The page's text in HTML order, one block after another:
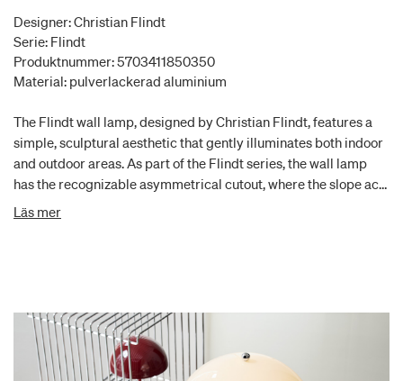
Designer: Christian Flindt
Serie: Flindt
Produktnummer: 5703411850350
Material: pulverlackerad aluminium
The Flindt wall lamp, designed by Christian Flindt, features a
simple, sculptural aesthetic that gently illuminates both indoor
and outdoor areas. As part of the Flindt series, the wall lamp
has the recognizable asymmetrical cutout, where the slope acts
as a reflector, softening the light and casting it in an organic
create a playful aesthetic.
Läs mer